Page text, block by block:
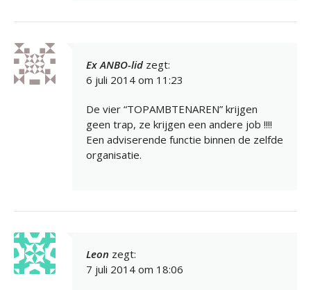
Ex ANBO-lid zegt:
6 juli 2014 om 11:23
De vier “TOPAMBTENAREN” krijgen
geen trap, ze krijgen een andere job !!!!
Een adviserende functie binnen de zelfde
organisatie.
Leon zegt:
7 juli 2014 om 18:06